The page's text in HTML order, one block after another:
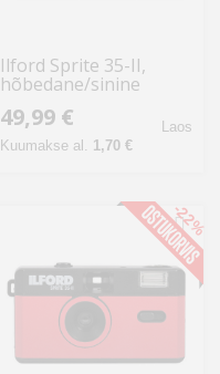
Ilford Sprite 35-II,
hõbedane/sinine
49,99 €
Kuumakse al. 1,70 €
Laos
-22%